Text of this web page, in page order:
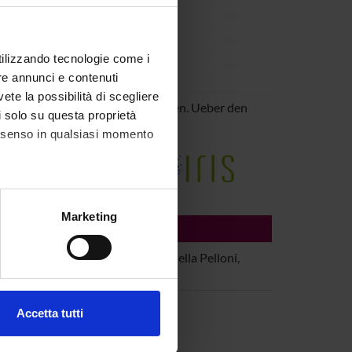
tecnologie come i
annunci e contenuti
la possibilità di scegliere
su questa proprietà
in qualsiasi momento
metro,Marketing
Accetta tutti
Lesen
Lesen, schreiben, edieren. Ueber den
,2016,pp. 64-79
Ricerca di Ateneo
Chiara Conterno, Gabriella Pelloni,